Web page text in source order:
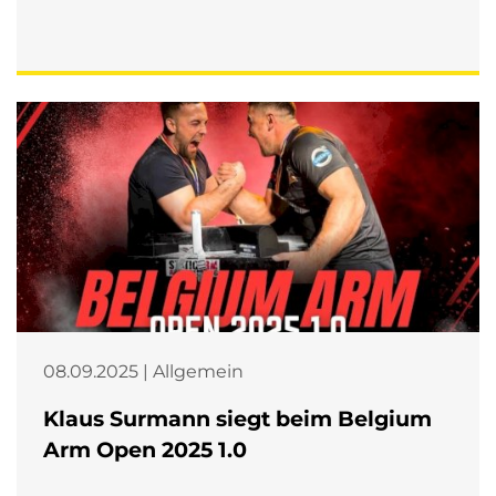
08.09.2025 | Allgemein
Klaus Surmann siegt beim Belgium
Arm Open 2025 1.0